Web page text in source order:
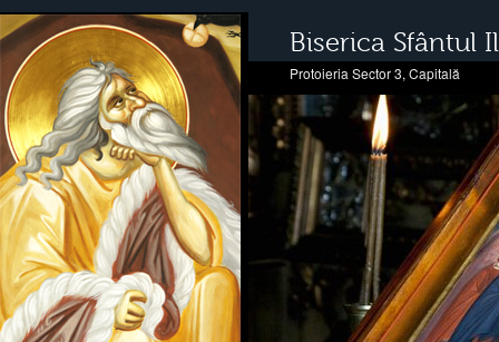
Biserica Sfântul
Protoieria Sector 3, Capitală